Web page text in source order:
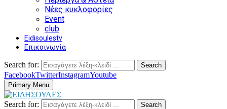
Νέες κυκλοφορίες
Event
club
Eidisoulestv
Επικοινωνία
Search for: Search
FacebookTwitterInstagramYoutube
Primary Menu
Search for: Search